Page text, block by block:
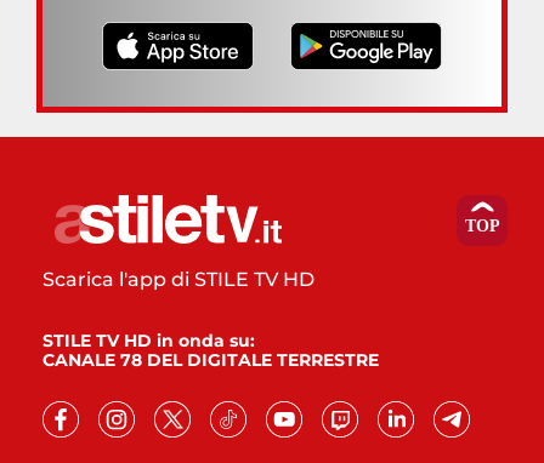
Scarica l'app di STILE TV HD
STILE TV HD in onda su:
CANALE 78 DEL DIGITALE TERRESTRE